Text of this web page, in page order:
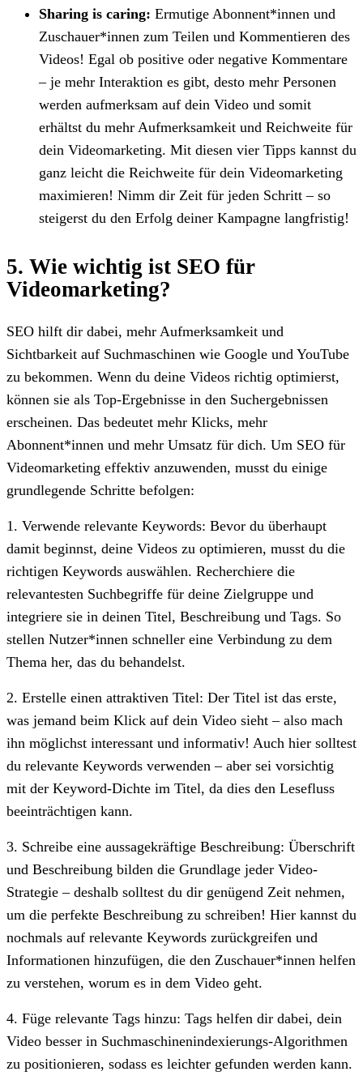
Sharing is caring: Ermutige Abonnent*innen und
Zuschauer*innen zum Teilen und Kommentieren des
Videos! Egal ob positive oder negative Kommentare
– je mehr Interaktion es gibt, desto mehr Personen
werden aufmerksam auf dein Video und somit
erhältst du mehr Aufmerksamkeit und Reichweite für
dein Videomarketing. Mit diesen vier Tipps kannst du
ganz leicht die Reichweite für dein Videomarketing
maximieren! Nimm dir Zeit für jeden Schritt – so
steigerst du den Erfolg deiner Kampagne langfristig!
5. Wie wichtig ist SEO für
Videomarketing?
SEO hilft dir dabei, mehr Aufmerksamkeit und
Sichtbarkeit auf Suchmaschinen wie Google und YouTube
zu bekommen. Wenn du deine Videos richtig optimierst,
können sie als Top-Ergebnisse in den Suchergebnissen
erscheinen. Das bedeutet mehr Klicks, mehr
Abonnent*innen und mehr Umsatz für dich. Um SEO für
Videomarketing effektiv anzuwenden, musst du einige
grundlegende Schritte befolgen:
1. Verwende relevante Keywords: Bevor du überhaupt
damit beginnst, deine Videos zu optimieren, musst du die
richtigen Keywords auswählen. Recherchiere die
relevantesten Suchbegriffe für deine Zielgruppe und
integriere sie in deinen Titel, Beschreibung und Tags. So
stellen Nutzer*innen schneller eine Verbindung zu dem
Thema her, das du behandelst.
2. Erstelle einen attraktiven Titel: Der Titel ist das erste,
was jemand beim Klick auf dein Video sieht – also mach
ihn möglichst interessant und informativ! Auch hier solltest
du relevante Keywords verwenden – aber sei vorsichtig
mit der Keyword-Dichte im Titel, da dies den Lesefluss
beeinträchtigen kann.
3. Schreibe eine aussagekräftige Beschreibung: Überschrift
und Beschreibung bilden die Grundlage jeder Video-
Strategie – deshalb solltest du dir genügend Zeit nehmen,
um die perfekte Beschreibung zu schreiben! Hier kannst du
nochmals auf relevante Keywords zurückgreifen und
Informationen hinzufügen, die den Zuschauer*innen helfen
zu verstehen, worum es in dem Video geht.
4. Füge relevante Tags hinzu: Tags helfen dir dabei, dein
Video besser in Suchmaschinenindexierungs-Algorithmen
zu positionieren, sodass es leichter gefunden werden kann.